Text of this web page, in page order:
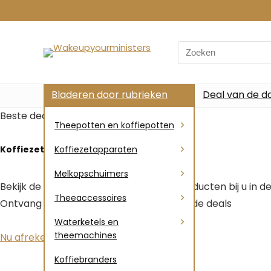
Search
for:
Bladeren door rubrieken
Theepotten en koffiepotten
Koffiezetapparaten
Melkopschuimers
Theeaccessoires
Waterketels en
theemachines
Koffiebranders
Deal van de
Beste deals voor alle nieuwe
Koffiezetapparaten
Bekijk de nieuwste deals en de beste producten bij u in
Ontvang tot 25% korting op geselecteerde deals
Nu afrekenen